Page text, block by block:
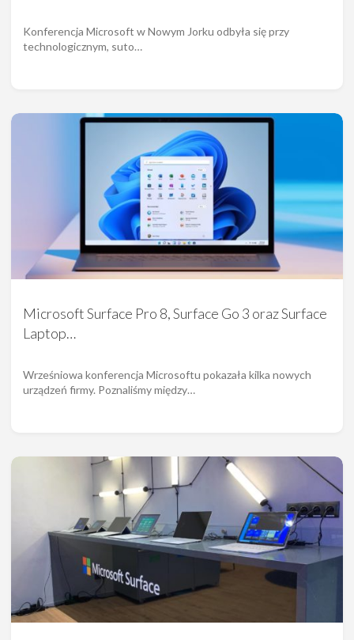
Konferencja Microsoft w Nowym Jorku odbyła się przy
technologicznym, suto…
Microsoft Surface Pro 8, Surface Go 3 oraz Surface
Laptop…
Wrześniowa konferencja Microsoftu pokazała kilka nowych
urządzeń firmy. Poznaliśmy między…